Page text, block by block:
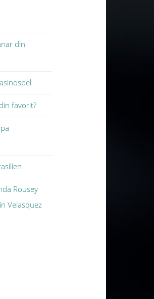
din
favorit?
Rousey
Velasquez